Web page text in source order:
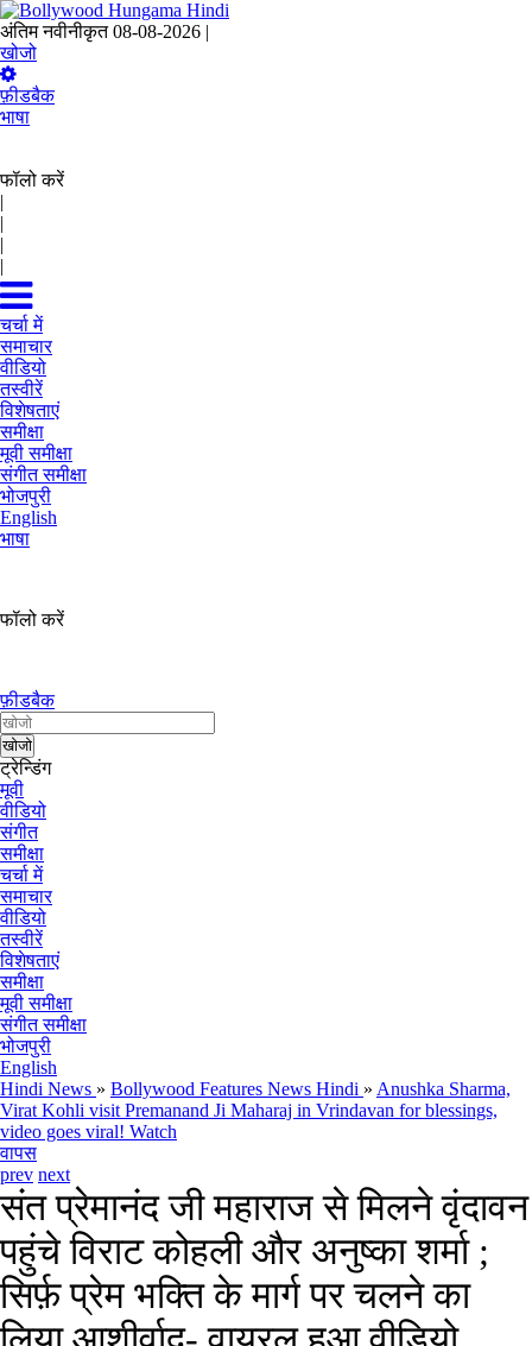
अंतिम नवीनीकृत 08-08-2026 |
खोजो
फ़ीडबैक
भाषा
फॉलो करें
|
|
|
|
चर्चा में
समाचार
वीडियो
तस्वीरें
विशेषताएं
समीक्षा
मूवी समीक्षा
संगीत समीक्षा
भोजपुरी
English
भाषा
फॉलो करें
फ़ीडबैक
ट्रेन्डिंग
मूवी
वीडियो
संगीत
समीक्षा
चर्चा में
समाचार
वीडियो
तस्वीरें
विशेषताएं
समीक्षा
मूवी समीक्षा
संगीत समीक्षा
भोजपुरी
English
Hindi News » Bollywood Features News Hindi » Anushka Sharma,
Virat Kohli visit Premanand Ji Maharaj in Vrindavan for blessings,
video goes viral! Watch
वापस
prev next
संत प्रेमानंद जी महाराज से म‍िलने वृंदावन
पहुंचे विराट कोहली और अनुष्का शर्मा ;
सिर्फ़ प्रेम भक्‍ति के मार्ग पर चलने का